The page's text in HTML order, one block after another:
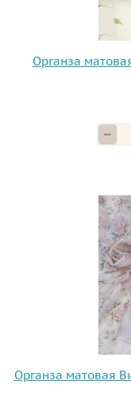
Органза
Органза матовая